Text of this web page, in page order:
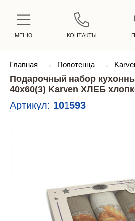
МЕНЮ КОНТАКТЫ
Главная → Полотенца →
Подарочный набор
40х60(3) Karven ХЛЕБ
Артикул: 101593